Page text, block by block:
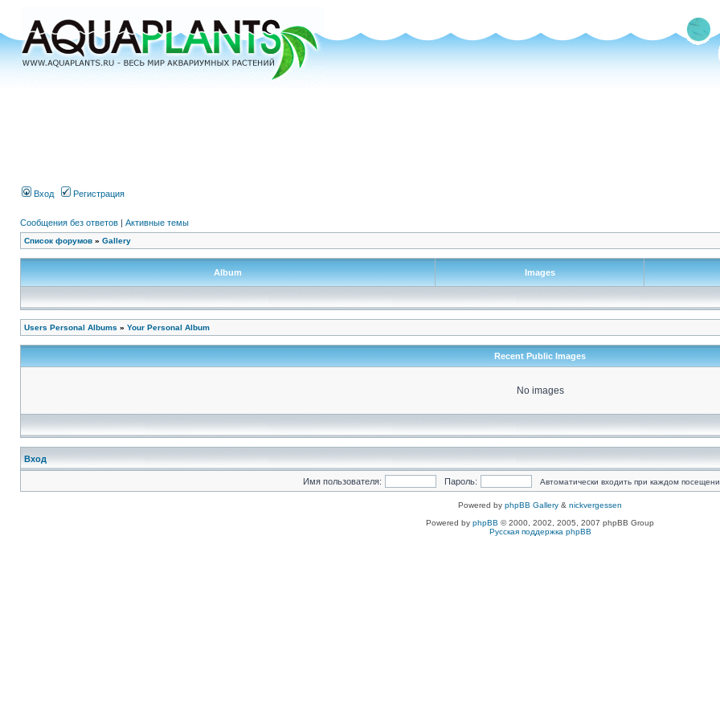
Вход Регистрация
Сообщения без ответов | Активные темы
Список форумов » Gallery
Album Images
Users Personal Albums » Your Personal Album
Recent Public Images
No images
Вход
Имя пользователя: Пароль: Автоматически входить при каждом
Powered by phpBB Gallery & nickvergessen
Powered by phpBB © 2000, 2002, 2005, 2007 phpBB Group
Русская поддержка phpBB